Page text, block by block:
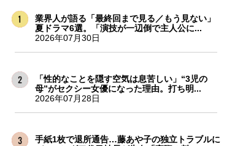
業界人が語る「最終回まで見る／もう見ない」
夏ドラマ6選。「演技が一辺倒で主人公に...
2026年07月30日
「性的なことを隠す空気は息苦しい」“3児の
母”がセクシー女優になった理由。打ち明...
2026年07月28日
手紙1枚で退所通告…藤あや子の独立トラブルに